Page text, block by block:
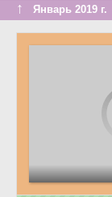
↑ Январь 2019 г.